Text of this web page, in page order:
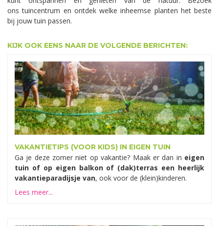
ons tuincentrum en ontdek welke inheemse planten het beste
bij jouw tuin passen.
KIJK OOK EENS NAAR DE VOLGENDE BERICHTEN:
VAKANTIETIPS (VOOR KIDS) IN EIGEN TUIN
Ga je deze zomer niet op vakantie? Maak er dan in eigen
tuin of op eigen balkon of (dak)terras een heerlijk
vakantieparadijsje van, ook voor de (klein)kinderen.
Lees meer...